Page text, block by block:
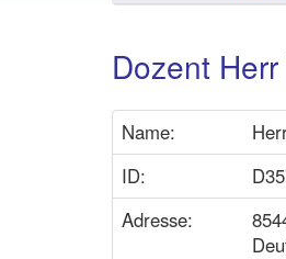
Dozent
Name:
ID:
Adresse: